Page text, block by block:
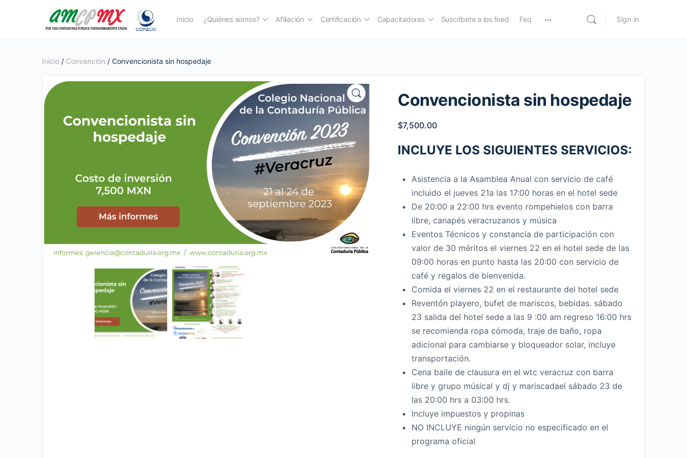
Inicio ¿Quiénes somos? Afiliación Certificación Capacitadoras Suscríbete a los feed Faq Sign in
Inicio / Convención / Convencionista sin hospedaje
Convencionista sin hospedaje
$7,500.00
INCLUYE LOS SIGUIENTES SERVICIOS:
Asistencia a la Asamblea Anual con servicio de café
incluido el jueves 21a las 17:00 horas en el hotel sede
De 20:00 a 22:00 hrs evento rompehielos con barra
libre, canapés veracruzanos y música
Eventos Técnicos y constancia de participación con
valor de 30 méritos el viernes 22 en el hotel sede de las
09:00 horas en punto hasta las 20:00 con servicio de
café y regalos de bienvenida.
Comida el viernes 22 en el restaurante del hotel sede
Reventón playero, bufet de mariscos, bebidas. sábado
23 salida del hotel sede a las 9 :00 am regreso 16:00 hrs
se recomienda ropa cómoda, traje de baño, ropa
adicional para cambiarse y bloqueador solar, incluye
transportación.
Cena baile de clausura en el wtc veracruz con barra
libre y grupo músical y dj y mariscadael sábado 23 de
las 20:00 hrs a 03:00 hrs.
Incluye impuestos y propinas
NO INCLUYE ningún servicio no especificado en el
programa oficial